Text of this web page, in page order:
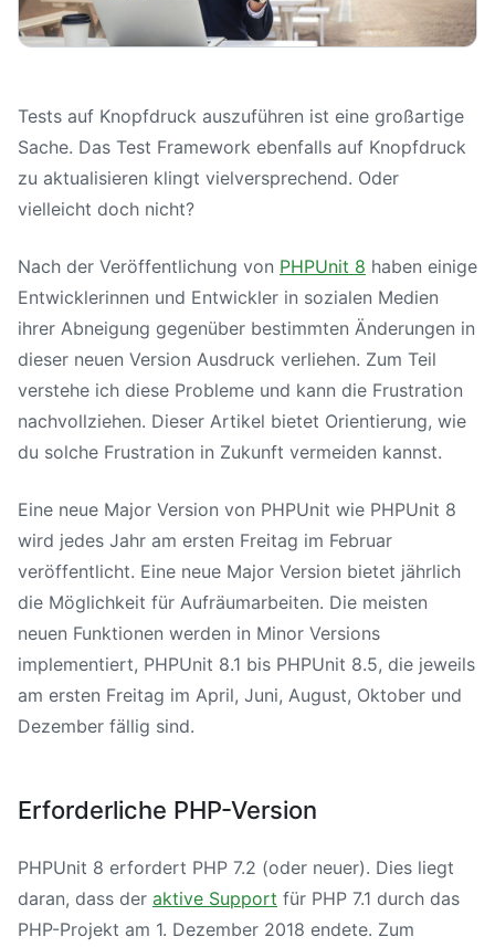
Tests auf Knopfdruck auszuführen ist eine großartige
Sache. Das Test Framework ebenfalls auf Knopfdruck
zu aktualisieren klingt vielversprechend. Oder
vielleicht doch nicht?
Nach der Veröffentlichung von PHPUnit 8 haben einige
Entwicklerinnen und Entwickler in sozialen Medien
ihrer Abneigung gegenüber bestimmten Änderungen in
dieser neuen Version Ausdruck verliehen. Zum Teil
verstehe ich diese Probleme und kann die Frustration
nachvollziehen. Dieser Artikel bietet Orientierung, wie
du solche Frustration in Zukunft vermeiden kannst.
Eine neue Major Version von PHPUnit wie PHPUnit 8
wird jedes Jahr am ersten Freitag im Februar
veröffentlicht. Eine neue Major Version bietet jährlich
die Möglichkeit für Aufräumarbeiten. Die meisten
neuen Funktionen werden in Minor Versions
implementiert, PHPUnit 8.1 bis PHPUnit 8.5, die jeweils
am ersten Freitag im April, Juni, August, Oktober und
Dezember fällig sind.
Erforderliche PHP-Version
PHPUnit 8 erfordert PHP 7.2 (oder neuer). Dies liegt
daran, dass der aktive Support für PHP 7.1 durch das
PHP-Projekt am 1. Dezember 2018 endete. Zum